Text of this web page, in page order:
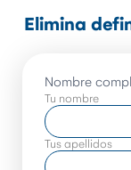
Elimina
Nombre
Tu nombre
Tus apellidos